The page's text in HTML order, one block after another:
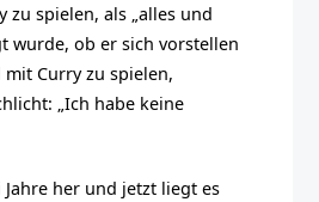
zu spielen, als „alles und
wurde, ob er sich vorstellen
Curry zu spielen,
„Ich habe keine
her und jetzt liegt es